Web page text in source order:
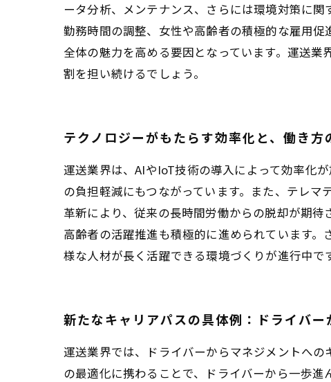
ータ分析、メンテナンス、さらには環境対策に
勤務時間の調整、女性や高齢者の積極的な雇用
全体の魅力を高める要因となっています。運送
割を担い続けるでしょう。
テクノロジーがもたらす効率化と、働き方
運送業界は、AIやIoT技術の導入によって効率化
の負担軽減にもつながっています。また、テレ
革新により、従来の長時間労働からの脱却が期
高齢者の活躍推進も積極的に進められています
様な人材が長く活躍できる環境づくりが進行中で
新たなキャリアパスの具体例：ドライバ
運送業界では、ドライバーからマネジメントへ
の最適化に携わることで、ドライバーから一歩